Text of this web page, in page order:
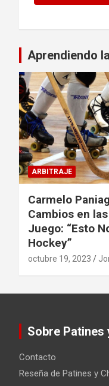
Aprendiendo
ARBITRAJE
Carmelo
Cambios en
Juego: “Esto
Hockey”
octubre 19, 2023
Sobre Patines
Contacto
Reseña de Patines y